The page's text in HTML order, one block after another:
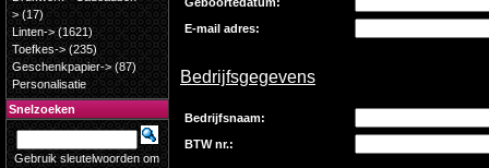
E-mail adres:
Bedrijfsgegevens
Bedrijfsnaam:
BTW nr.:
> (17)
Linten->(1621)
Toefkes->(235)
Geschenkpapier->(87)
Personalisatie
Snelzoeken
Gebruik sleutelwoorden om